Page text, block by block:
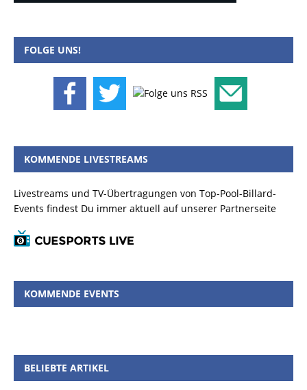
FOLGE UNS!
KOMMENDE LIVESTREAMS
Livestreams und TV-Übertragungen von Top-Pool-Billard-
Events findest Du immer aktuell auf unserer Partnerseite
KOMMENDE EVENTS
BELIEBTE ARTIKEL